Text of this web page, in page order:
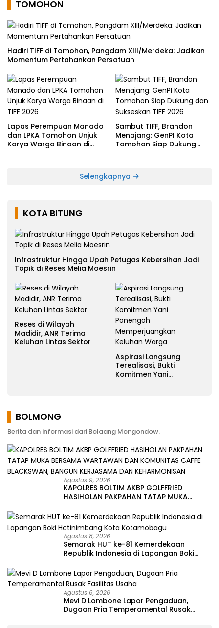
TOMOHON
Hadiri TIFF di Tomohon, Pangdam XIII/Merdeka: Jadikan
Momentum Pertahankan Persatuan
Lapas Perempuan Manado
dan LPKA Tomohon Unjuk
Karya Warga Binaan di
Sambut TIFF, Brandon
Menajang: ​GenPI Kota
Tomohon Siap Dukung
Selengkapnya
KOTA BITUNG
Infrastruktur Hingga Upah Petugas Kebersihan Jadi
Topik di Reses Melia Moesrin
Reses di Wilayah
Madidir, ANR Terima
Keluhan Lintas Sektor
Aspirasi Langsung
Terealisasi, Bukti
Komitmen Yani
BOLMONG
Berita dan informasi dari Bolaang Mongondow.
Agustus 9, 2026
KAPOLRES BOLTIM AKBP GOLFFRIED
HASIHOLAN PAKPAHAN TATAP MUKA
CAFFE BLACKSWAN, BANGUN KERJASAMA
DAN KEHARMONISAN
Agustus 8, 2026
Semarak HUT ke-81 Kemerdekaan
Republik Indonesia di Lapangan Boki
Agustus 6, 2026
Mevi D Lombone Lapor Pengaduan,
Dugaan Pria Temperamental Rusak